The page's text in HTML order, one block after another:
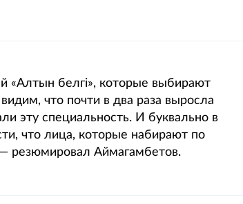
«Алтын белгі», которые выбирают
что почти в два раза выросла
эту специальность. И буквально в
что лица, которые набирают по
резюмировал Аймагамбетов.